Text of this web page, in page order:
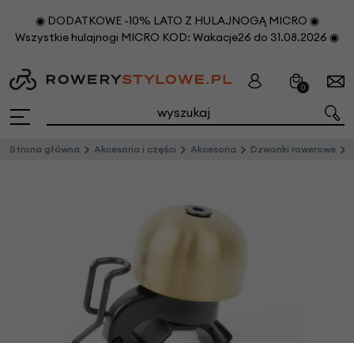
◉ DODATKOWE -10% LATO Z HULAJNOGĄ MICRO ◉
Wszystkie hulajnogi MICRO KOD: Wakacje26 do 31.08.2026 ◉
0
Strona główna Akcesoria i części Akcesoria Dzwonki rowerowe